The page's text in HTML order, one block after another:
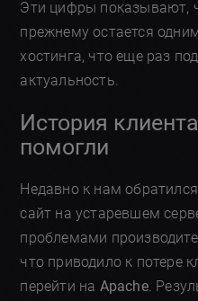
Эти цифры показывают,
прежнему остается
хостинга, что еще раз
актуальность.
История
помогли
Недавно к нам
сайт на устаревшем
проблемами
что приводило к потере
перейти на Apache.